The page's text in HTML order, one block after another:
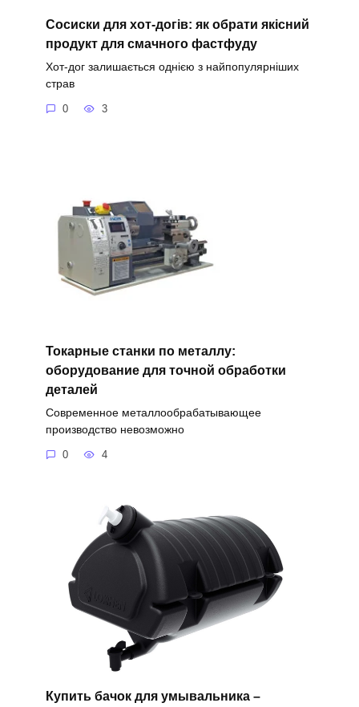
Сосиски для хот-догів: як обрати якісний
продукт для смачного фастфуду
Хот-дог залишається однією з найпопулярніших
страв
0 3
Токарные станки по металлу:
оборудование для точной обработки
деталей
Современное металлообрабатывающее
производство невозможно
0 4
Купить бачок для умывальника –